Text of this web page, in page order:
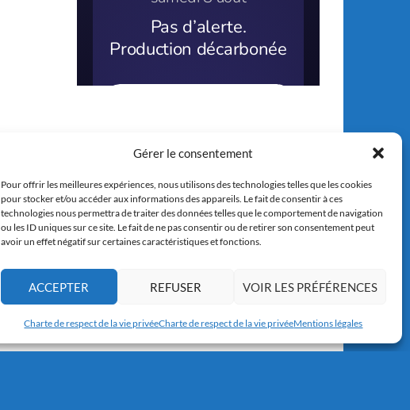
Gérer le consentement
Pour offrir les meilleures expériences, nous utilisons des technologies telles que les cookies
pour stocker et/ou accéder aux informations des appareils. Le fait de consentir à ces
technologies nous permettra de traiter des données telles que le comportement de navigation
ou les ID uniques sur ce site. Le fait de ne pas consentir ou de retirer son consentement peut
avoir un effet négatif sur certaines caractéristiques et fonctions.
ACCEPTER REFUSER VOIR LES PRÉFÉRENCES
Charte de respect de la vie privéeCharte de respect de la vie privéeMentions légales